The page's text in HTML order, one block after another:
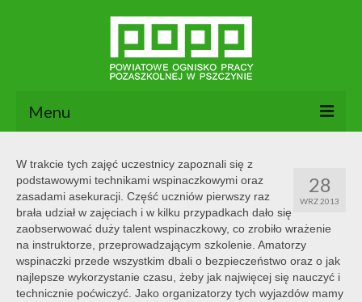
Menu
O nas
Dokumenty POPP
Zajęcia
Kontakt
28
WRZ 2013
W trakcie tych zajęć uczestnicy zapoznali się z
podstawowymi technikami wspinaczkowymi oraz
zasadami asekuracji. Część uczniów pierwszy raz
brała udział w zajęciach i w kilku przypadkach dało się
zaobserwować duży talent wspinaczkowy, co zrobiło wrażenie
na instruktorze, przeprowadzającym szkolenie. Amatorzy
wspinaczki przede wszystkim dbali o bezpieczeństwo oraz o jak
najlepsze wykorzystanie czasu, żeby jak najwięcej się nauczyć i
technicznie poćwiczyć. Jako organizatorzy tych wyjazdów mamy